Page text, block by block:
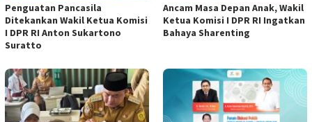
Penguatan Pancasila
Ditekankan Wakil Ketua Komisi
I DPR RI Anton Sukartono
Suratto
Ancam Masa Depan Anak, Wakil
Ketua Komisi I DPR RI Ingatkan
Bahaya Sharenting